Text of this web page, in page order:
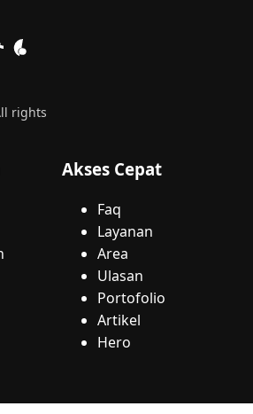
rights
Akses Cepat
Faq
Layanan
Area
Ulasan
Portofolio
Artikel
Hero